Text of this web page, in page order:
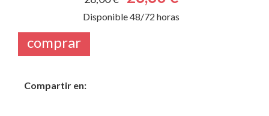
Compartir en:
Descripción